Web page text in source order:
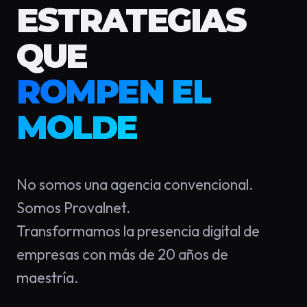
ESTRATEGIAS
QUE
ROMPEN EL
MOLDE
No somos una agencia convencional.
Somos Provalnet.
Transformamos la presencia digital de
empresas con más de 20 años de
maestría.